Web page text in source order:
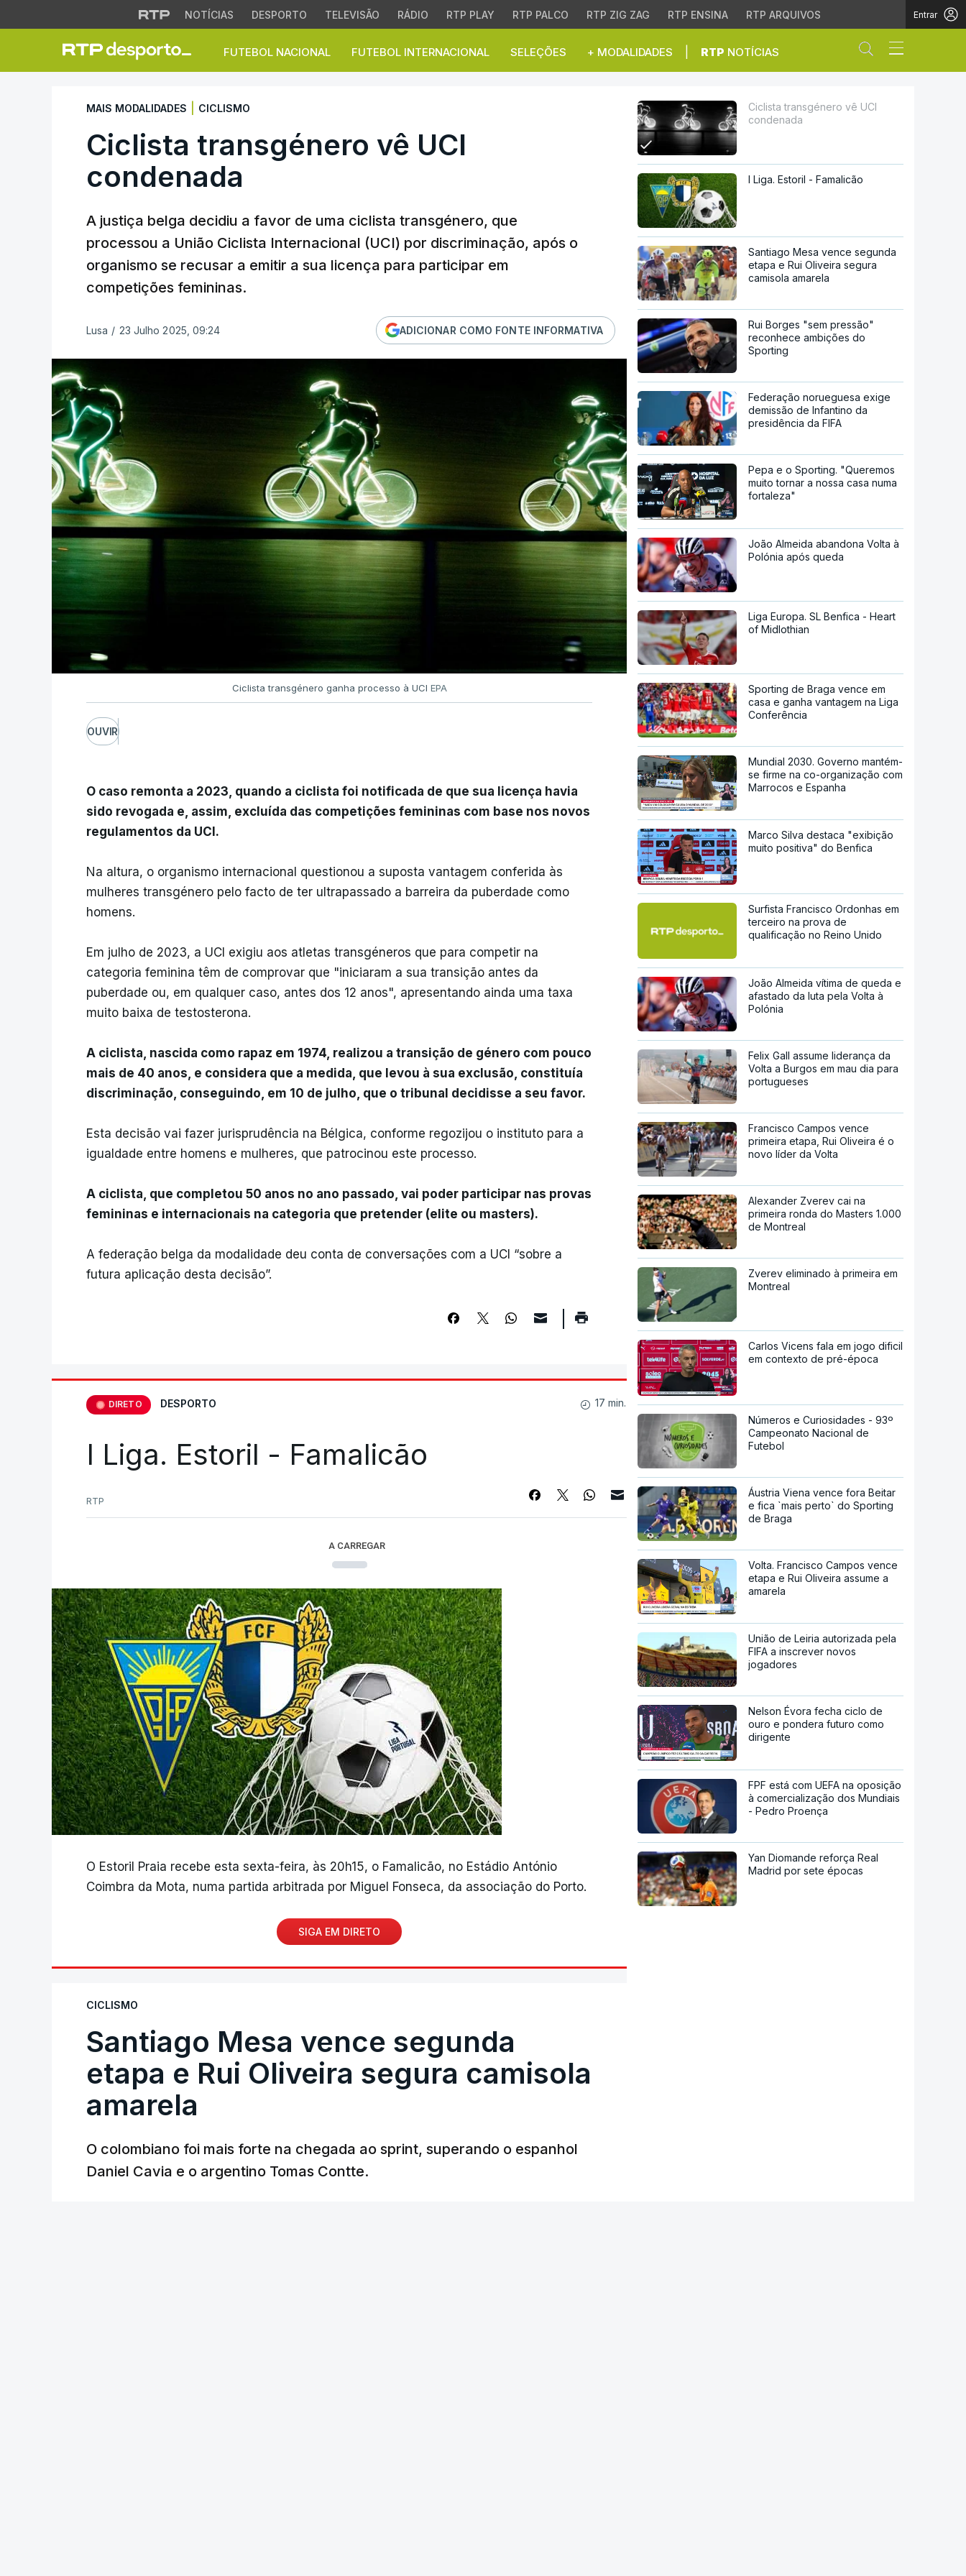
NOTÍCIAS DESPORTO TELEVISÃO RÁDIO RTP PLAY RTP PALCO RTP ZIG ZAG RTP ENSINA RTP ARQUIVOS Entrar
FUTEBOL NACIONAL FUTEBOL INTERNACIONAL SELEÇÕES + MODALIDADES RTP NOTÍCIAS Abrir campo
Ciclista transgénero vê UCI condenada
MAIS MODALIDADES CICLISMO
Ciclista transgénero vê UCI
condenada
A justiça belga decidiu a favor de uma ciclista transgénero, que
processou a União Ciclista Internacional (UCI) por discriminação, após o
organismo se recusar a emitir a sua licença para participar em
competições femininas.
Lusa / 23 Julho 2025, 09:24 ADICIONAR COMO FONTE INFORMATIVA
Ciclista transgénero ganha processo à UCI EPA
OUVIR
O caso remonta a 2023, quando a ciclista foi notificada de que sua licença havia
sido revogada e, assim, excluída das competições femininas com base nos novos
regulamentos da UCI.
Na altura, o organismo internacional questionou a suposta vantagem conferida às
mulheres transgénero pelo facto de ter ultrapassado a barreira da puberdade como
homens.
Em julho de 2023, a UCI exigiu aos atletas transgéneros que para competir na
categoria feminina têm de comprovar que "iniciaram a sua transição antes da
puberdade ou, em qualquer caso, antes dos 12 anos", apresentando ainda uma taxa
muito baixa de testosterona.
A ciclista, nascida como rapaz em 1974, realizou a transição de género com pouco
mais de 40 anos, e considera que a medida, que levou à sua exclusão, constituía
discriminação, conseguindo, em 10 de julho, que o tribunal decidisse a seu favor.
Esta decisão vai fazer jurisprudência na Bélgica, conforme regozijou o instituto para a
igualdade entre homens e mulheres, que patrocinou este processo.
A ciclista, que completou 50 anos no ano passado, vai poder participar nas provas
femininas e internacionais na categoria que pretender (elite ou masters).
A federação belga da modalidade deu conta de conversações com a UCI “sobre a
futura aplicação desta decisão”.
DIRETO DESPORTO 17 min.
I Liga. Estoril - Famalicão
RTP
A CARREGAR
O Estoril Praia recebe esta sexta-feira, às 20h15, o Famalicão, no Estádio António
Coimbra da Mota, numa partida arbitrada por Miguel Fonseca, da associação do Porto.
SIGA EM DIRETO
CICLISMO
Santiago Mesa vence segunda
etapa e Rui Oliveira segura camisola
amarela
O colombiano foi mais forte na chegada ao sprint, superando o espanhol
Daniel Cavia e o argentino Tomas Contte.
Ciclista transgénero vê UCI
condenada
I Liga. Estoril - Famalicão
Santiago Mesa vence segunda
etapa e Rui Oliveira segura
camisola amarela
Rui Borges "sem pressão"
reconhece ambições do
Sporting
Federação norueguesa exige
demissão de Infantino da
presidência da FIFA
Pepa e o Sporting. "Queremos
muito tornar a nossa casa numa
fortaleza"
João Almeida abandona Volta à
Polónia após queda
Liga Europa. SL Benfica - Heart
of Midlothian
Sporting de Braga vence em
casa e ganha vantagem na Liga
Conferência
Mundial 2030. Governo mantém-
se firme na co-organização com
Marrocos e Espanha
Marco Silva destaca "exibição
muito positiva" do Benfica
Surfista Francisco Ordonhas em
terceiro na prova de
qualificação no Reino Unido
João Almeida vítima de queda e
afastado da luta pela Volta à
Polónia
Felix Gall assume liderança da
Volta a Burgos em mau dia para
portugueses
Francisco Campos vence
primeira etapa, Rui Oliveira é o
novo líder da Volta
Alexander Zverev cai na
primeira ronda do Masters 1.000
de Montreal
Zverev eliminado à primeira em
Montreal
Carlos Vicens fala em jogo dificil
em contexto de pré-época
Números e Curiosidades - 93º
Campeonato Nacional de
Futebol
Áustria Viena vence fora Beitar
e fica `mais perto` do Sporting
de Braga
Volta. Francisco Campos vence
etapa e Rui Oliveira assume a
amarela
União de Leiria autorizada pela
FIFA a inscrever novos
jogadores
Nelson Évora fecha ciclo de
ouro e pondera futuro como
dirigente
FPF está com UEFA na oposição
à comercialização dos Mundiais
- Pedro Proença
Yan Diomande reforça Real
Madrid por sete épocas